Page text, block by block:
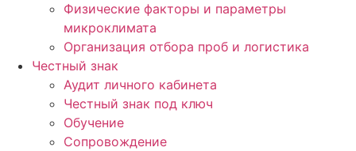
Физические факторы и параметры
микроклимата
Организация отбора проб и логистика
Честный знак
Аудит личного кабинета
Честный знак под ключ
Обучение
Сопровождение